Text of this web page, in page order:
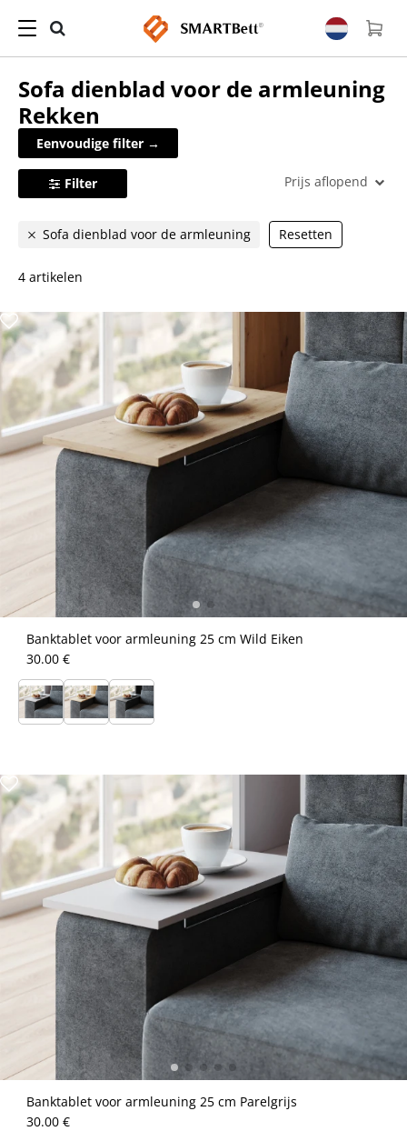
Sofa dienblad voor de armleuning
Rekken
Eenvoudige filter →
Filter Prijs aflopend
Sofa dienblad voor de armleuning Resetten
4 artikelen
Banktablet voor armleuning 25 cm Wild Eiken
30.00 €
Banktablet voor armleuning 25 cm Parelgrijs
30.00 €